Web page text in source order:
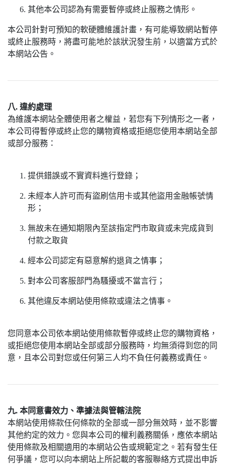
其他本公司認為有需要暫停或終止服務之情形。
本公司針對可預知的軟硬體維護計畫，有可能導致網站暫停
或終止服務時，將盡可能地於該狀況發生前，以適當方式於
本網站公告。
八. 違約處理
為維護本網站全體使用者之權益，若您有下列情形之一者，
本公司得暫停或終止您的購物資格或拒絕您使用本網站全部
或部分服務：
提供錯誤或不實資料進行登錄；
未經本人許可而有盜刷信用卡或其他盜用金融帳號情
形；
無故未在通知期限內至該指定門市取貨或未完成貨到
付款之取貨
經本公司認定有惡意解約退貨之情事；
對本公司客服部門為騷擾或不當言行；
其他違反本網站使用條款或違法之情事。
您同意本公司依本網站使用條款暫停或終止您的購物資格，
或拒絕您使用本網站全部或部分服務時，均無須得到您的同
意，且本公司對您或任何第三人均不負任何義務或責任。
九. 本同意書效力、準據法與管轄法院
本網站使用條款任何條款的全部或一部分無效時，並不影響
其他約定的效力。您與本公司的權利義務關係，應依本網站
使用條款及相關適用的本網站公告或規範定之。若有發生任
何爭議，您可以向本網站上所記載的客服聯絡方式提出申訴